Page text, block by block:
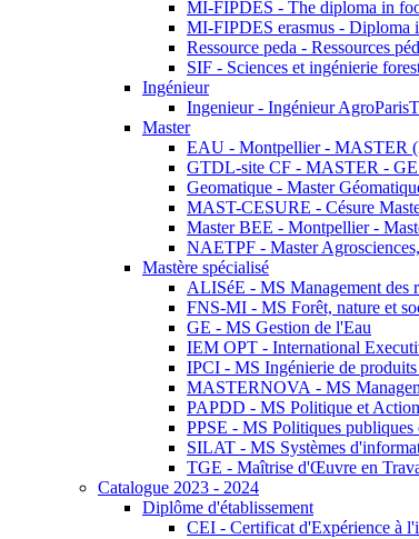
MI-FIPDES - The diploma in
MI-FIPDES erasmus - Diploma
Ressource peda - Ressources
SIF - Sciences et ingénierie
Ingénieur
Ingenieur - Ingénieur
Master
EAU - Montpellier - MASTER
GTDL-site CF - MASTER -
Geomatique - Master
MAST-CESURE - Césure
Master BEE - Montpellier -
NAETPF - Master
Mastère spécialisé
ALISéE - MS Management des
FNS-MI - MS Forêt, nature et
GE - MS Gestion de l'Eau
IEM OPT - International
IPCI - MS Ingénierie de
MASTERNOVA - MS
PAPDD - MS Politique et
PPSE - MS Politiques
SILAT - MS Systèmes
TGE - Maîtrise d'Œuvre en
Catalogue 2023 - 2024
Diplôme d'établissement
CEI - Certificat d'Expérience à